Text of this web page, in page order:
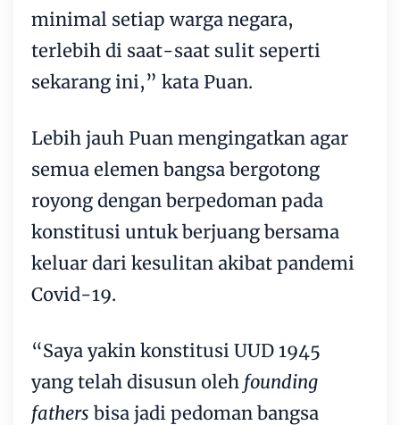
minimal setiap warga negara,
terlebih di saat-saat sulit seperti
sekarang ini,” kata Puan.
Lebih jauh Puan mengingatkan agar
semua elemen bangsa bergotong
royong dengan berpedoman pada
konstitusi untuk berjuang bersama
keluar dari kesulitan akibat pandemi
Covid-19.
“Saya yakin konstitusi UUD 1945
yang telah disusun oleh founding
fathers bisa jadi pedoman bangsa